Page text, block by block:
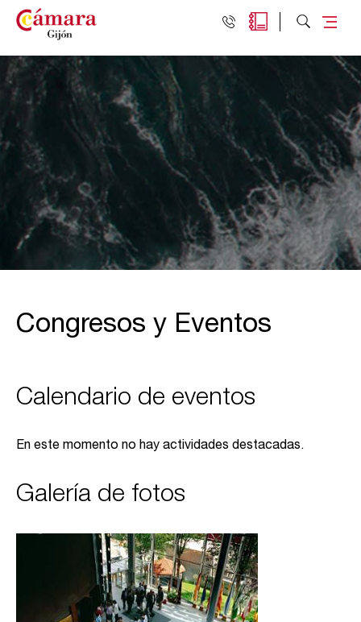
Congresos y Eventos
Calendario de eventos
En este momento no hay actividades destacadas.
Galería de fotos